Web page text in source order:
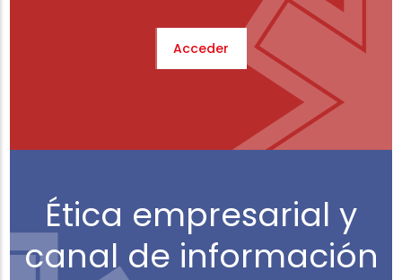
Acceder
Ética empresarial y
canal de información